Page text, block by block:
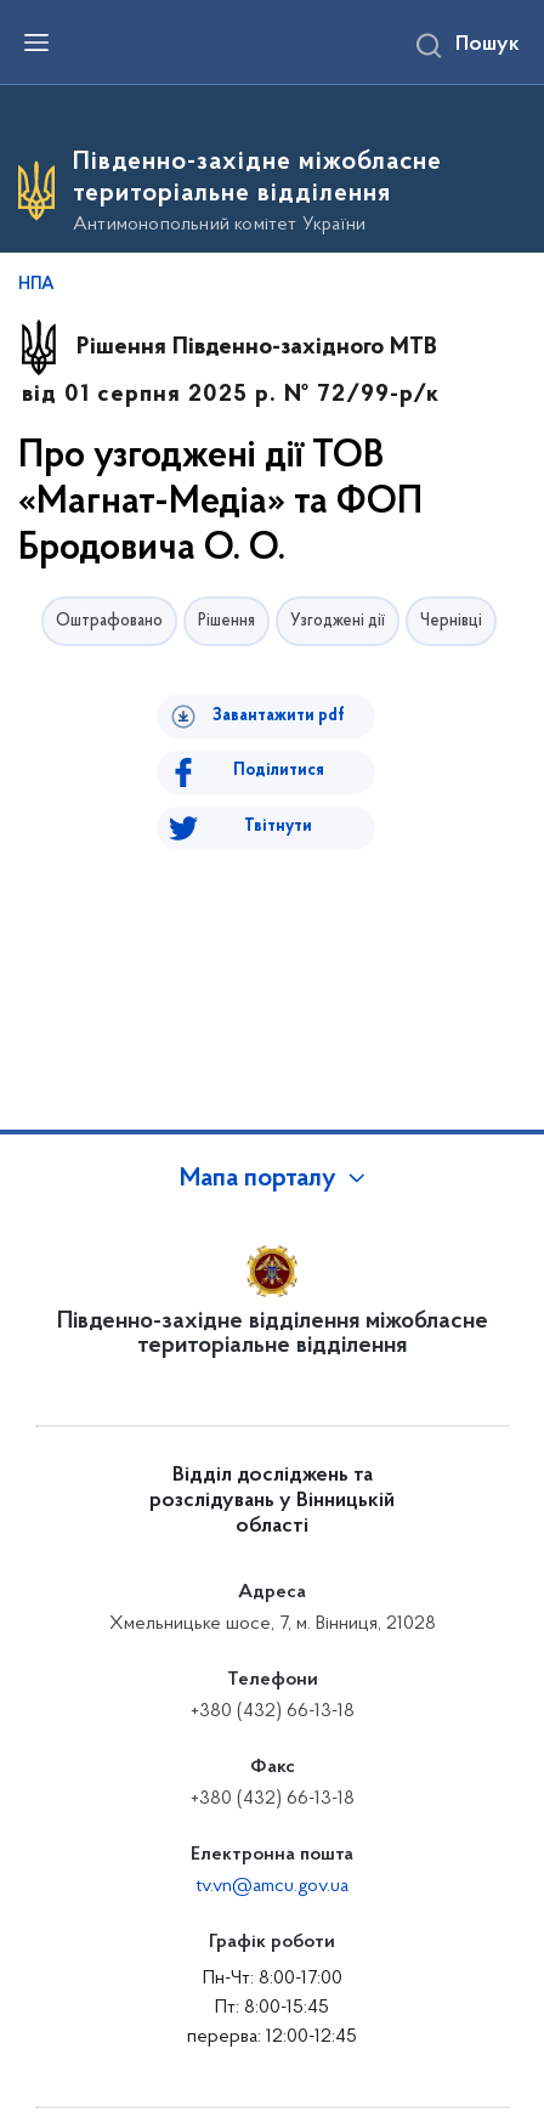
е
о
о
в
о
м
Пошук
Південно-західне міжобласне
територіальне відділення
Антимонопольний комітет України
НПА
Рішення Південно-західного МТВ
від 01 серпня 2025 р. № 72/99-р/к
Про узгоджені дії ТОВ
«Магнат-Медіа» та ФОП
Бродовича О. О.
Оштрафовано Рішення Узгоджені дії Чернівці
Завантажити pdf
Поділитися
Твітнути
Мапа порталу
Південно-західне відділення міжобласне
територіальне відділення
Відділ досліджень та
розслідувань у Вінницькій
області
Адреса
Хмельницьке шосе, 7, м. Вінниця, 21028
Телефони
+380 (432) 66-13-18
Факс
+380 (432) 66-13-18
Електронна пошта
tv.vn@amcu.gov.ua
Графік роботи
Пн-Чт: 8:00-17:00
Пт: 8:00-15:45
перерва: 12:00-12:45